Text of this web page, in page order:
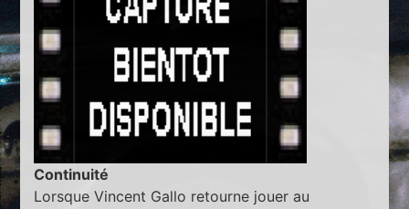
Continuité
Lorsque Vincent Gallo retourne jouer au